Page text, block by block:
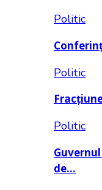
Politic
Politic
Politic
de…